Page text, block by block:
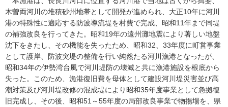
木曽両河川の堆積砂州地帯として開発が進められ、大正10年に河川
港の特殊性に適応する防波導流堤を村費で完成、昭和11年まで同堤
の補強改良を行ってきた。昭和19年の遠州灘地震により著しい地盤
沈下をきたし、その機能を失ったため、昭和32、33年度に町営事業
として護岸、防波突堤の整備を行い純然たる河川漁港となったが、
昭和34年の伊勢湾台風で河川堤防の壊滅と共に漁港施設を根底から
失った。このため、漁港復旧費を母体として建設河川堤災害並び高
潮対策及び河川堤改修の混成堤により昭和35年度事業として急拠復
旧完成し、その後、昭和51～55年度の局部改良事業で物揚場を、県